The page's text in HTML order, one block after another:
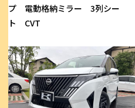
プ 電動格納ミラー 3列シー
ト CVT